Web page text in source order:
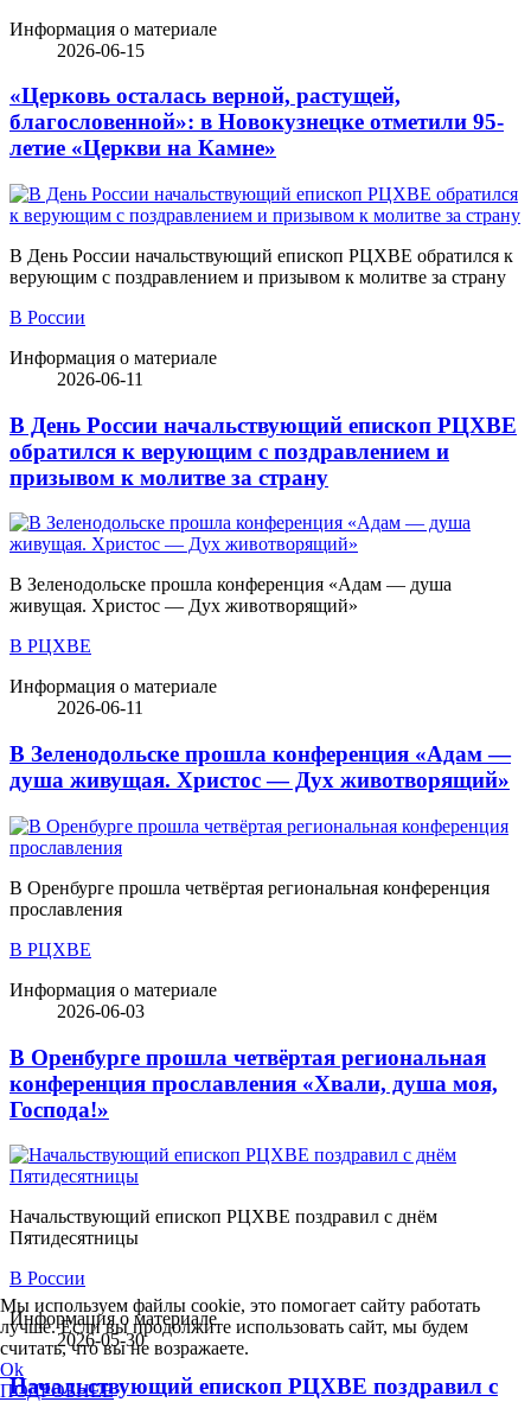
Информация о материале
2026-06-15
«Церковь осталась верной, растущей,
благословенной»: в Новокузнецке отметили 95-
летие «Церкви на Камне»
В День России начальствующий епископ РЦХВЕ обратился к
верующим с поздравлением и призывом к молитве за страну
В России
Информация о материале
2026-06-11
В День России начальствующий епископ РЦХВЕ
обратился к верующим с поздравлением и
призывом к молитве за страну
В Зеленодольске прошла конференция «Адам — душа
живущая. Христос — Дух животворящий»
В РЦХВЕ
Информация о материале
2026-06-11
В Зеленодольске прошла конференция «Адам —
душа живущая. Христос — Дух животворящий»
В Оренбурге прошла четвёртая региональная конференция
прославления
В РЦХВЕ
Информация о материале
2026-06-03
В Оренбурге прошла четвёртая региональная
конференция прославления «Хвали, душа моя,
Господа!»
Начальствующий епископ РЦХВЕ поздравил с днём
Пятидесятницы
В России
Информация о материале
2026-05-30
Начальствующий епископ РЦХВЕ поздравил с
Мы используем файлы cookie, это помогает сайту работать
лучше. Если вы продолжите использовать сайт, мы будем
считать, что вы не возражаете.
Ok
ПОДРОБНЕЕ